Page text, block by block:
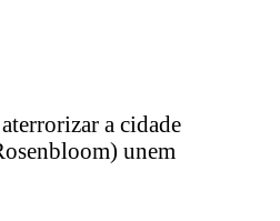
a cidade
unem